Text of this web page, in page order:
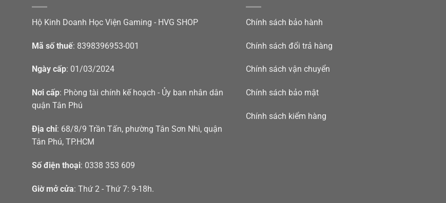
Hộ Kinh Doanh Học Viện Gaming - HVG SHOP
Mã số thuế: 8398396953-001
Ngày cấp: 01/03/2024
Nơi cấp: Phòng tài chính kế hoạch - Ủy ban nhân dân
quận Tân Phú
Địa chỉ: 68/8/9 Trần Tấn, phường Tân Sơn Nhì, quận
Tân Phú, TP.HCM
Số điện thoại: 0338 353 609
Giờ mở cửa: Thứ 2 - Thứ 7: 9-18h.
Chính sách bảo hành
Chính sách đổi trả hàng
Chính sách vận chuyển
Chính sách bảo mật
Chính sách kiểm hàng